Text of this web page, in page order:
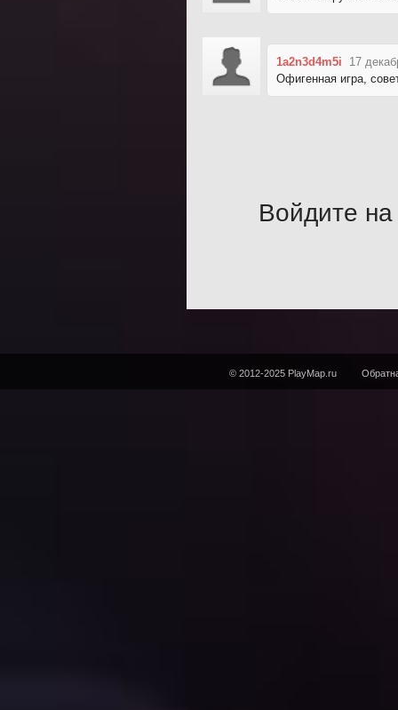
1a2n3d4m5i
17
Офигенная игра,
Войдите на
© 2012-2025 PlayMap.ru